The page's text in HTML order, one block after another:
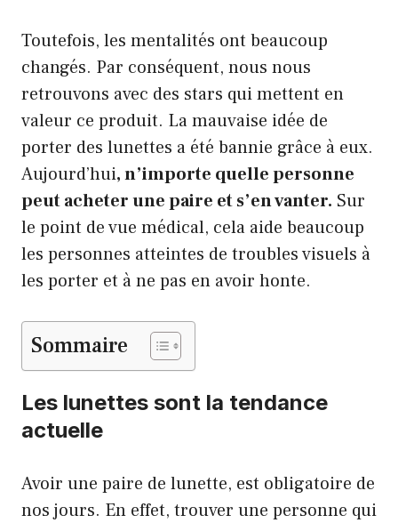
Toutefois, les mentalités ont beaucoup
changés. Par conséquent, nous nous
retrouvons avec des stars qui mettent en
valeur ce produit. La mauvaise idée de
porter des lunettes a été bannie grâce à eux.
Aujourd’hui, n’importe quelle personne
peut acheter une paire et s’en vanter. Sur
le point de vue médical, cela aide beaucoup
les personnes atteintes de troubles visuels à
les porter et à ne pas en avoir honte.
Sommaire
Les lunettes sont la tendance
actuelle
Avoir une paire de lunette, est obligatoire de
nos jours. En effet, trouver une personne qui